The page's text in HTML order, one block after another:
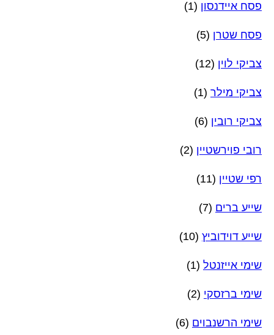
פסח איידנסון (1)
פסח שטרן (5)
צביקי לוין (12)
צביקי מילר (1)
צביקי רובין (6)
רובי פוירשטיין (2)
רפי שטיין (11)
שייע ברים (7)
שייע דוידוביץ (10)
שימי אייזנטל (1)
שימי ברזסקי (2)
שימי הרשנבוים (6)